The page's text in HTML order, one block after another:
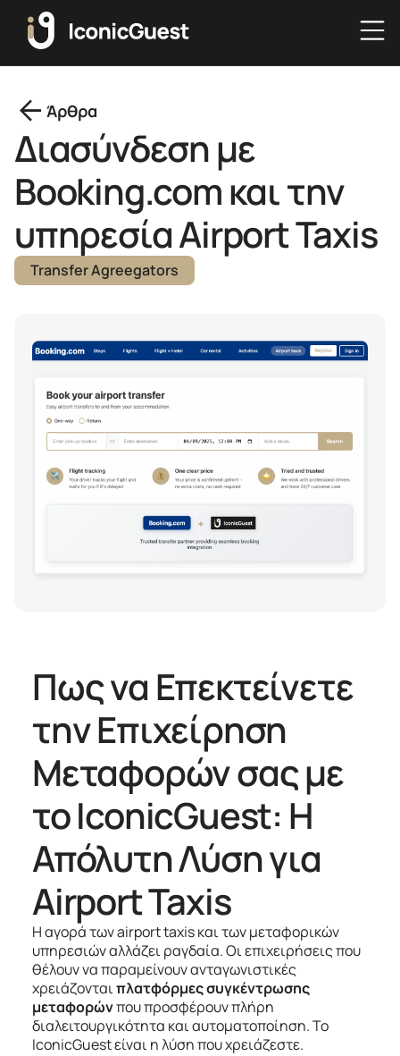
arrow_back Άρθρα
Διασύνδεση με
Booking.com και την
υπηρεσία Airport Taxis
Transfer Agreegators
Πως να Επεκτείνετε
την Επιχείρηση
Μεταφορών σας με
το IconicGuest: Η
Απόλυτη Λύση για
Airport Taxis
Η αγορά των airport taxis και των μεταφορικών
υπηρεσιών αλλάζει ραγδαία. Οι επιχειρήσεις που
θέλουν να παραμείνουν ανταγωνιστικές
χρειάζονταιπλατφόρμες συγκέντρωσης
μεταφορώνπου προσφέρουν πλήρη
διαλειτουργικότητα και αυτοματοποίηση. Το
IconicGuest είναι η λύση που χρειάζεστε.